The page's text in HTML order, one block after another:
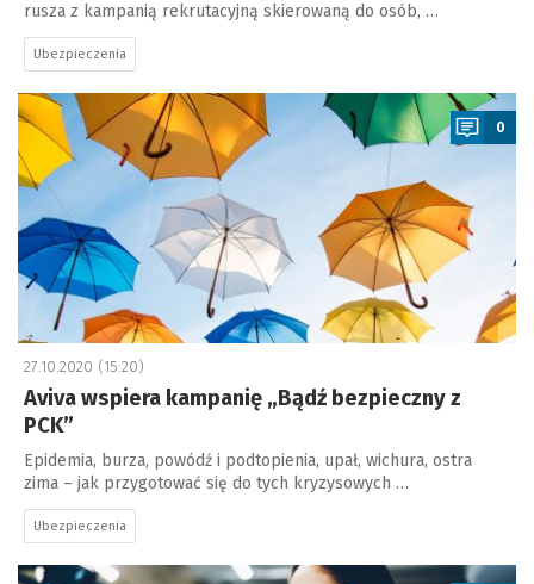
rusza z kampanią rekrutacyjną skierowaną do osób, …
Ubezpieczenia
a
0
27.10.2020 (15:20)
Aviva wspiera kampanię „Bądź bezpieczny z
PCK”
Epidemia, burza, powódź i podtopienia, upał, wichura, ostra
zima – jak przygotować się do tych kryzysowych …
Ubezpieczenia
a